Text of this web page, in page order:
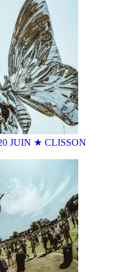
JUIN ★ CLISSON